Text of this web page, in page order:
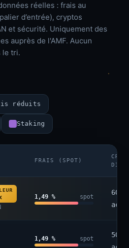
réelles : frais au
d’entrée), cryptos
et sécurité. Uniquement des
auprès de l'AMF. Aucun
le tri.
réduits
Staking
FRAIS (SPOT)
1,49 % spot
600+
1,49 % spot
50+